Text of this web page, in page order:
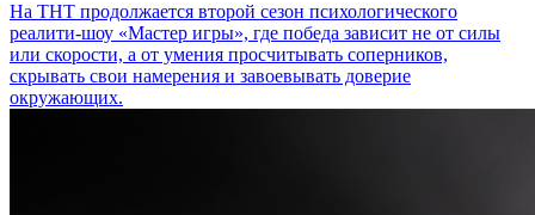
На ТНТ продолжается второй сезон психологического
реалити-шоу «Мастер игры», где победа зависит не от силы
или скорости, а от умения просчитывать соперников,
скрывать свои намерения и завоевывать доверие
окружающих.